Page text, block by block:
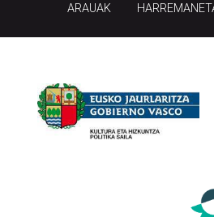
ARAUAK